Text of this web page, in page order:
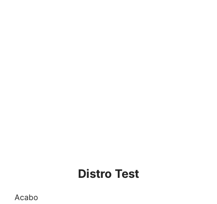
Distro Test
Acabo